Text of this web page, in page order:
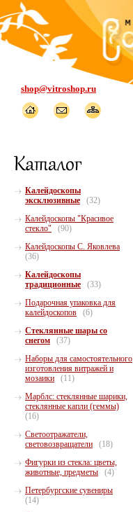
shop@vitroshop.ru
Калейдоскопы
эксклюзивные
(32)
Калейдоскопы "Красивое
стекло"
(90)
Калейдоскопы С. Яковлева
(36)
Калейдоскопы
традиционные
(33)
Подарочная упаковка для
калейдоскопов
(6)
Стеклянные шары со
снегом
(37)
Наборы для самостоятельного
изготовления витражей и
мозаики
(11)
Марблс: стеклянные шарики,
стеклянные капли (геммы)
(16)
Светоотражатели,
световозвращатели
(18)
Фигурки из стекла: цветы,
животные, предметы
(4)
Петербургские сувениры
(14)